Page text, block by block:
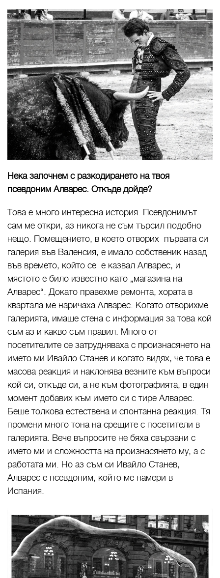
Нека започнем с разкодирането на твоя
псевдоним Алварес. Откъде дойде?
Това е много интересна история. Псевдонимът
сам ме откри, аз никога не съм търсил подобно
нещо. Помещението, в което отворих първата си
галерия във Валенсия, е имало собственик назад
във времето, който се е казвал Алварес, и
мястото е било известно като „магазина на
Алварес“. Докато правехме ремонта, хората в
квартала ме наричаха Алварес. Когато отворихме
галерията, имаше стена с информация за това кой
съм аз и какво съм правил. Много от
посетителите се затрудняваха с произнасянето на
името ми Ивайло Станев и когато видях, че това е
масова реакция и наклонява везните към въпроси
кой си, откъде си, а не към фотографията, в един
момент добавих към името си с тире Алварес.
Беше толкова естествена и спонтанна реакция. Тя
промени много тона на срещите с посетители в
галерията. Вече въпросите не бяха свързани с
името ми и сложността на произнасянето му, а с
работата ми. Но аз съм си Ивайло Станев,
Алварес е псевдоним, който ме намери в
Испания.